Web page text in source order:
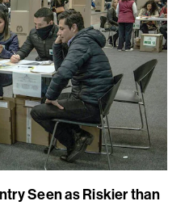
Seen as Riskier than